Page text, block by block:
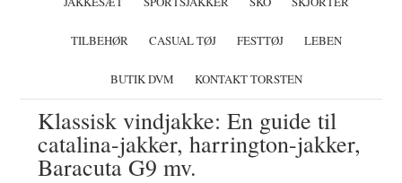
TILBEHØR CASUAL TØJ FESTTØJ LEBEN
BUTIK DVM KONTAKT TORSTEN
Klassisk vindjakke: En guide til
catalina-jakker, harrington-jakker,
Baracuta G9 mv.